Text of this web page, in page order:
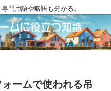
門用語や略語も分かる。
ームで使われる吊